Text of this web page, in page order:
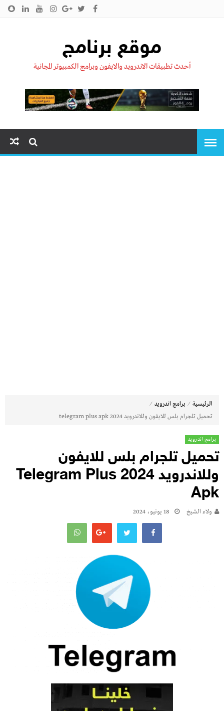
موقع برنامج
أحدث تطبيقات الاندرويد والايفون وبرامج الكمبيوتر المجانية
الرئيسية ⁄ برامج اندرويد ⁄
تحميل تلجرام بلس للايفون وللاندرويد 2024 telegram plus apk
برامج اندرويد
تحميل تلجرام بلس للايفون
وللاندرويد 2024 Telegram Plus
Apk
ولاء الشيخ 18 يونيو، 2024